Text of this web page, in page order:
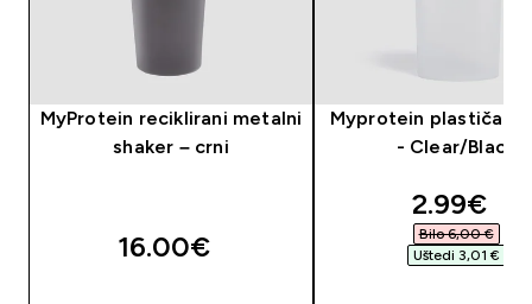
MyProtein reciklirani metalni
shaker – crni
16.00€‎
Myprotein plastičan
- Clear/Black
2.99€‎
Bilo 6,00 €‎
Uštedi 3,01 €‎